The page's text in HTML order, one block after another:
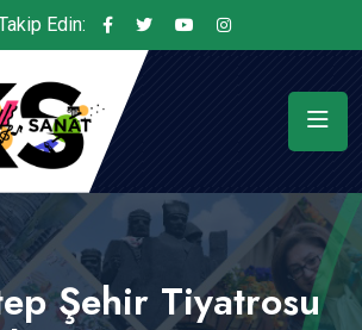
Edin:
Şehir Tiyatrosu